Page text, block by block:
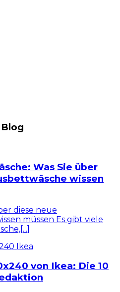
Was Sie über
wissen
diese neue
müssen Es gibt viele
von Ikea: Die 10